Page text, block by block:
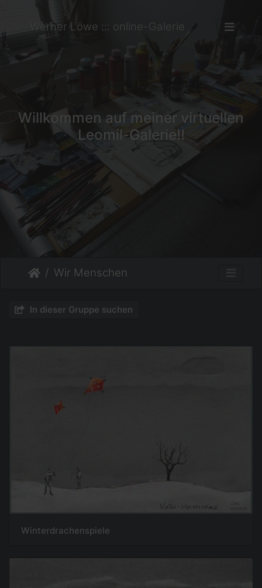
Werner Löwe ::: online-Galerie
Willkommen auf meiner virtuellen
Leomil-Galerie!!
Wir Menschen
In dieser Gruppe suchen
Winterdrachenspiele